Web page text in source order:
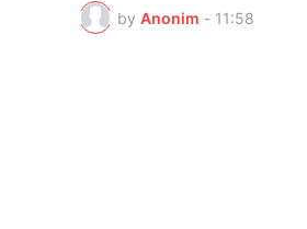
by Anonim - 11:58